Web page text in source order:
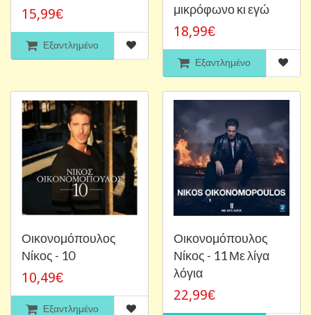
15,99€
Εξαντλημένο
μικρόφωνο κι εγώ
18,99€
Εξαντλημένο
Οικονομόπουλος
Νίκος - 10
10,49€
Εξαντλημένο
Οικονομόπουλος
Νίκος - 11 Με λίγα
λόγια
22,99€